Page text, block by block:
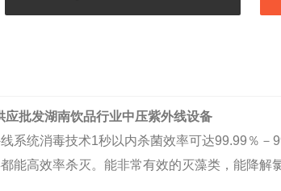
应批发湖南饮品行业中压紫外线设备
线系统消毒技术1秒以内杀菌效率可达99.99％－
能高效率杀灭。能非常有效的灭藻类，能降解